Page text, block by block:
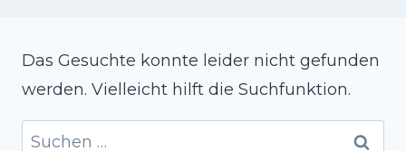
Das Gesuchte konnte leider nicht gefunden
werden. Vielleicht hilft die Suchfunktion.
Suchen